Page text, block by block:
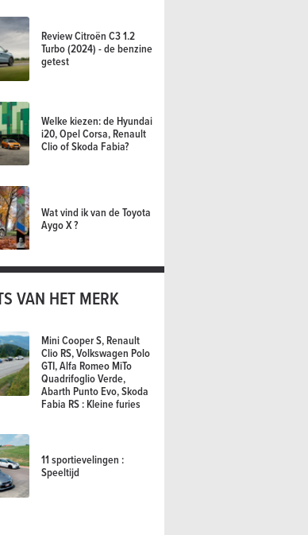
Review Citroën C3 1.2
Turbo (2024) - de benzine
getest
Welke kiezen: de Hyundai
i20, Opel Corsa, Renault
Clio of Skoda Fabia?
Wat vind ik van de Toyota
Aygo X ?
VAN HET MERK
Mini Cooper S, Renault
Clio RS, Volkswagen Polo
GTI, Alfa Romeo MiTo
Quadrifoglio Verde,
Abarth Punto Evo, Skoda
Fabia RS : Kleine furies
11 sportievelingen :
Speeltijd